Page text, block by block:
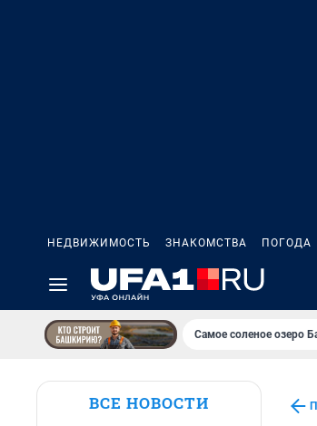
НЕДВИЖИМОСТЬ ЗНАКОМСТВА ПОГОДА
Самое соленое озеро
ВСЕ НОВОСТИ